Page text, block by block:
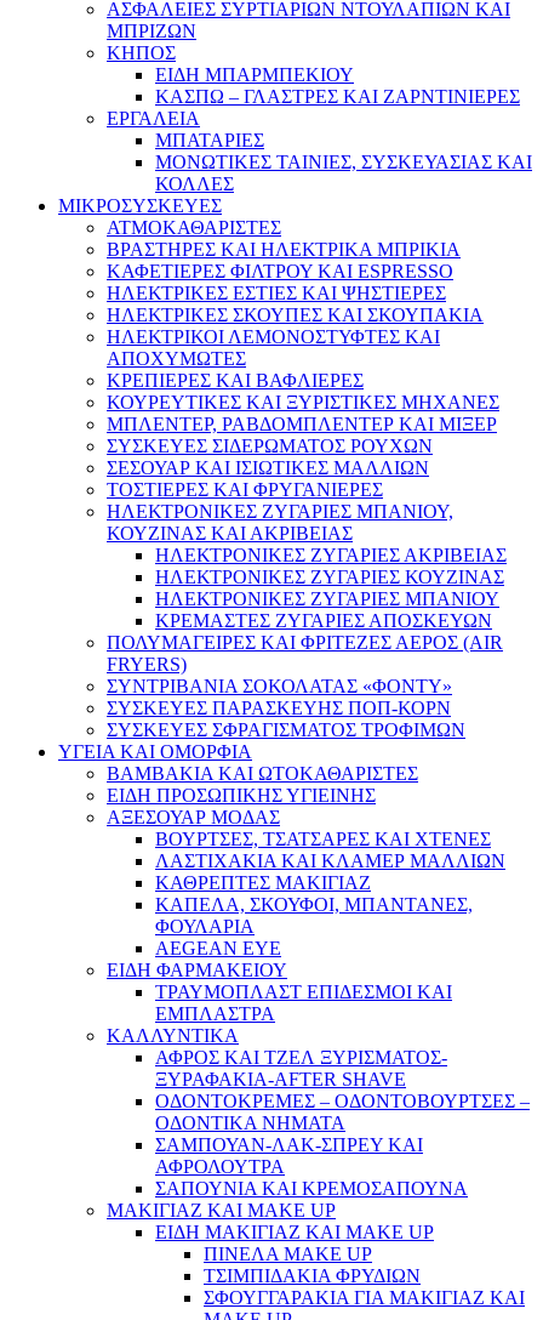
ΑΣΦΑΛΕΙΕΣ ΣΥΡΤΙΑΡΙΩΝ ΝΤΟΥΛΑΠΙΩΝ ΚΑΙ
ΜΠΡΙΖΩΝ
ΚΗΠΟΣ
ΕΙΔΗ ΜΠΑΡΜΠΕΚΙΟΥ
ΚΑΣΠΩ – ΓΛΑΣΤΡΕΣ ΚΑΙ ΖΑΡΝΤΙΝΙΕΡΕΣ
ΕΡΓΑΛΕΙΑ
ΜΠΑΤΑΡΙΕΣ
ΜΟΝΩΤΙΚΕΣ ΤΑΙΝΙΕΣ, ΣΥΣΚΕΥΑΣΙΑΣ ΚΑΙ
ΚΟΛΛΕΣ
ΜΙΚΡΟΣΥΣΚΕΥΕΣ
ΑΤΜΟΚΑΘΑΡΙΣΤΕΣ
ΒΡΑΣΤΗΡΕΣ ΚΑΙ ΗΛΕΚΤΡΙΚΑ ΜΠΡΙΚΙΑ
ΚΑΦΕΤΙΕΡΕΣ ΦΙΛΤΡΟΥ ΚΑΙ ESPRESSO
ΗΛΕΚΤΡΙΚΕΣ ΕΣΤΙΕΣ ΚΑΙ ΨΗΣΤΙΕΡΕΣ
ΗΛΕΚΤΡΙΚΕΣ ΣΚΟΥΠΕΣ ΚΑΙ ΣΚΟΥΠΑΚΙΑ
ΗΛΕΚΤΡΙΚΟΙ ΛΕΜΟΝΟΣΤΥΦΤΕΣ ΚΑΙ
ΑΠΟΧΥΜΩΤΕΣ
ΚΡΕΠΙΕΡΕΣ ΚΑΙ ΒΑΦΛΙΕΡΕΣ
ΚΟΥΡΕΥΤΙΚΕΣ ΚΑΙ ΞΥΡΙΣΤΙΚΕΣ ΜΗΧΑΝΕΣ
ΜΠΛΕΝΤΕΡ, ΡΑΒΔΟΜΠΛΕΝΤΕΡ ΚΑΙ ΜΙΞΕΡ
ΣΥΣΚΕΥΕΣ ΣΙΔΕΡΩΜΑΤΟΣ ΡΟΥΧΩΝ
ΣΕΣΟΥΑΡ ΚΑΙ ΙΣΙΩΤΙΚΕΣ ΜΑΛΛΙΩΝ
ΤΟΣΤΙΕΡΕΣ ΚΑΙ ΦΡΥΓΑΝΙΕΡΕΣ
ΗΛΕΚΤΡΟΝΙΚΕΣ ΖΥΓΑΡΙΕΣ ΜΠΑΝΙΟΥ,
ΚΟΥΖΙΝΑΣ ΚΑΙ ΑΚΡΙΒΕΙΑΣ
ΗΛΕΚΤΡΟΝΙΚΕΣ ΖΥΓΑΡΙΕΣ ΑΚΡΙΒΕΙΑΣ
ΗΛΕΚΤΡΟΝΙΚΕΣ ΖΥΓΑΡΙΕΣ ΚΟΥΖΙΝΑΣ
ΗΛΕΚΤΡΟΝΙΚΕΣ ΖΥΓΑΡΙΕΣ ΜΠΑΝΙΟΥ
ΚΡΕΜΑΣΤΕΣ ΖΥΓΑΡΙΕΣ ΑΠΟΣΚΕΥΩΝ
ΠΟΛΥΜΑΓΕΙΡΕΣ ΚΑΙ ΦΡΙΤΕΖΕΣ ΑΕΡΟΣ (AIR
FRYERS)
ΣΥΝΤΡΙΒΑΝΙΑ ΣΟΚΟΛΑΤΑΣ «ΦΟΝΤΥ»
ΣΥΣΚΕΥΕΣ ΠΑΡΑΣΚΕΥΗΣ ΠΟΠ-ΚΟΡΝ
ΣΥΣΚΕΥΕΣ ΣΦΡΑΓΙΣΜΑΤΟΣ ΤΡΟΦΙΜΩΝ
ΥΓΕΙΑ ΚΑΙ ΟΜΟΡΦΙΑ
ΒΑΜΒΑΚΙΑ ΚΑΙ ΩΤΟΚΑΘΑΡΙΣΤΕΣ
ΕΙΔΗ ΠΡΟΣΩΠΙΚΗΣ ΥΓΙΕΙΝΗΣ
ΑΞΕΣΟΥΑΡ ΜΟΔΑΣ
ΒΟΥΡΤΣΕΣ, ΤΣΑΤΣΑΡΕΣ ΚΑΙ ΧΤΕΝΕΣ
ΛΑΣΤΙΧΑΚΙΑ ΚΑΙ ΚΛΑΜΕΡ ΜΑΛΛΙΩΝ
ΚΑΘΡΕΠΤΕΣ ΜΑΚΙΓΙΑΖ
ΚΑΠΕΛΑ, ΣΚΟΥΦΟΙ, ΜΠΑΝΤΑΝΕΣ,
ΦΟΥΛΑΡΙΑ
AEGEAN EYE
ΕΙΔΗ ΦΑΡΜΑΚΕΙΟΥ
ΤΡΑΥΜΟΠΛΑΣΤ ΕΠΙΔΕΣΜΟΙ ΚΑΙ
ΕΜΠΛΑΣΤΡΑ
ΚΑΛΛΥΝΤΙΚΑ
ΑΦΡΟΣ ΚΑΙ ΤΖΕΛ ΞΥΡΙΣΜΑΤΟΣ-
ΞΥΡΑΦΑΚΙΑ-AFTER SHAVE
ΟΔΟΝΤΟΚΡΕΜΕΣ – ΟΔΟΝΤΟΒΟΥΡΤΣΕΣ –
ΟΔΟΝΤΙΚΑ ΝΗΜΑΤΑ
ΣΑΜΠΟΥΑΝ-ΛΑΚ-ΣΠΡΕΥ ΚΑΙ
ΑΦΡΟΛΟΥΤΡΑ
ΣΑΠΟΥΝΙΑ ΚΑΙ ΚΡΕΜΟΣΑΠΟΥΝΑ
ΜΑΚΙΓΙΑΖ ΚΑΙ MAKE UP
ΕΙΔΗ ΜΑΚΙΓΙΑΖ ΚΑΙ MAKE UP
ΠΙΝΕΛΑ MAKE UP
ΤΣΙΜΠΙΔΑΚΙΑ ΦΡΥΔΙΩΝ
ΣΦΟΥΓΓΑΡΑΚΙΑ ΓΙΑ ΜΑΚΙΓΙΑZ ΚΑΙ